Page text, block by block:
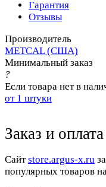
Гарантия
Отзывы
Производитель
METCAL (США)
Минимальный заказ
?
Если товара нет в
от 1 штуки
Заказ и оплата
Cайтstore.argus-x.ru
популярных товаров